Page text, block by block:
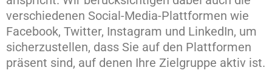
verschiedenen Social-Media-Plattformen wie
Facebook, Twitter, Instagram und LinkedIn, um
sicherzustellen, dass Sie auf den Plattformen
präsent sind, auf denen Ihre Zielgruppe aktiv ist.